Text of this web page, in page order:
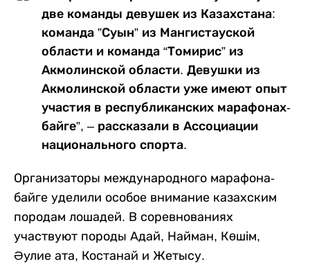
две команды девушек из Казахстана:
команда ”Суын” из Мангистауской
области и команда “Томирис” из
Акмолинской области. Девушки из
Акмолинской области уже имеют опыт
участия в республиканских марафонах-
байге”, – рассказали в Ассоциации
национального спорта.
Организаторы международного марафона-
байге уделили особое внимание казахским
породам лошадей. В соревнованиях
участвуют породы Адай, Найман, Көшім,
Әулие ата, Костанай и Жетысу.